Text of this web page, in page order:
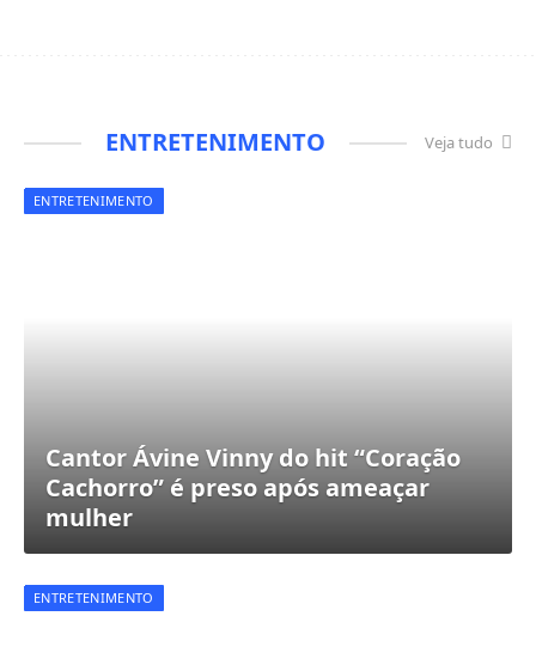
ENTRETENIMENTO Veja tudo
ENTRETENIMENTO
Cantor Ávine Vinny do hit “Coração
Cachorro” é preso após ameaçar
mulher
ENTRETENIMENTO